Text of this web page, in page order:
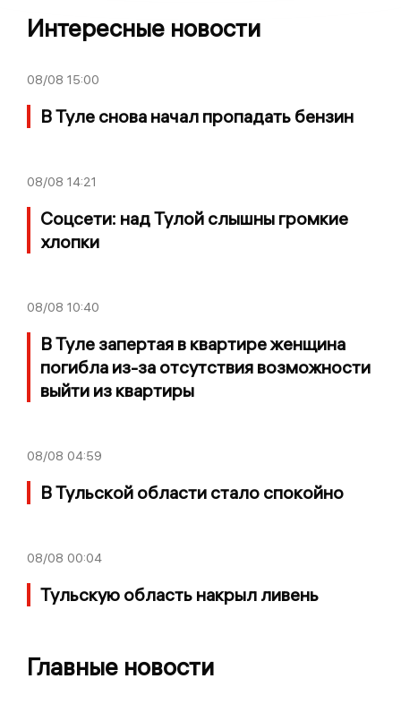
Интересные новости
08/08 15:00
В Туле снова начал пропадать бензин
08/08 14:21
Соцсети: над Тулой слышны громкие
хлопки
08/08 10:40
В Туле запертая в квартире женщина
погибла из-за отсутствия возможности
выйти из квартиры
08/08 04:59
В Тульской области стало спокойно
08/08 00:04
Тульскую область накрыл ливень
Главные новости